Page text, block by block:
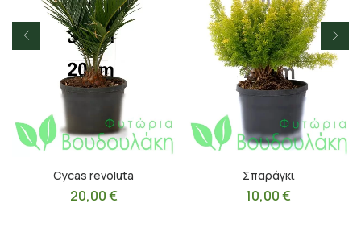
Cycas revoluta
20,00€
Σπαράγκι
10,00€